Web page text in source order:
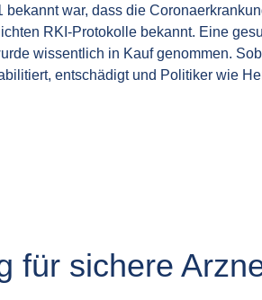
war, dass die
RKI-Protokolle bekannt. Eine
wissentlich in Kauf genommen.
entschädigt und Politiker wie
für sichere